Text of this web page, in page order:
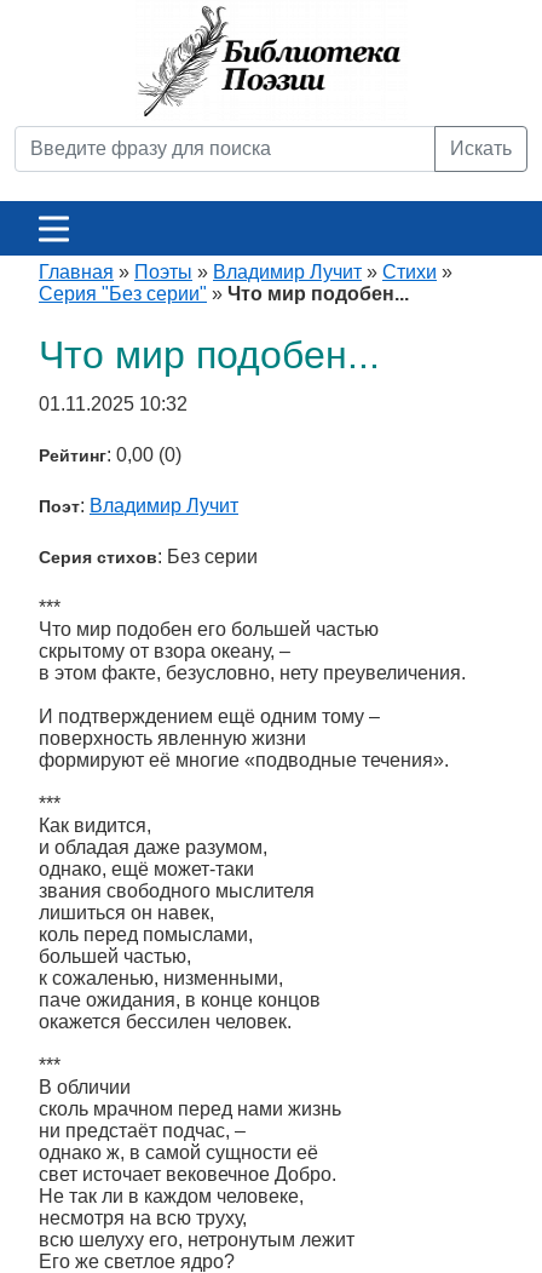
Искать
Главная » Поэты » Владимир Лучит » Стихи »
Серия "Без серии" » Что мир подобен...
Что мир подобен...
01.11.2025 10:32
Рейтинг: 0,00 (0)
Поэт: Владимир Лучит
Серия стихов: Без серии
***
Что мир подобен его большей частью
скрытому от взора океану, –
в этом факте, безусловно, нету преувеличения.
И подтверждением ещё одним тому –
поверхность явленную жизни
формируют её многие «подводные течения».
***
Как видится,
и обладая даже разумом,
однако, ещё может-таки
звания свободного мыслителя
лишиться он навек,
коль перед помыслами,
большей частью,
к сожаленью, низменными,
паче ожидания, в конце концов
окажется бессилен человек.
***
В обличии
сколь мрачном перед нами жизнь
ни предстаёт подчас, –
однако ж, в самой сущности её
свет источает вековечное Добро.
Не так ли в каждом человеке,
несмотря на всю труху,
всю шелуху его, нетронутым лежит
Его же светлое ядро?